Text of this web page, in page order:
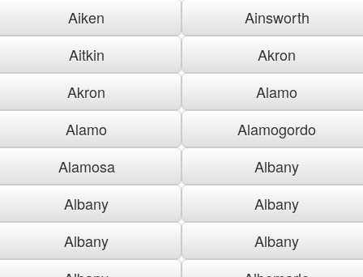
Aiken
Ainsworth
Aitkin
Akron
Akron
Alamo
Alamo
Alamogordo
Alamosa
Albany
Albany
Albany
Albany
Albany